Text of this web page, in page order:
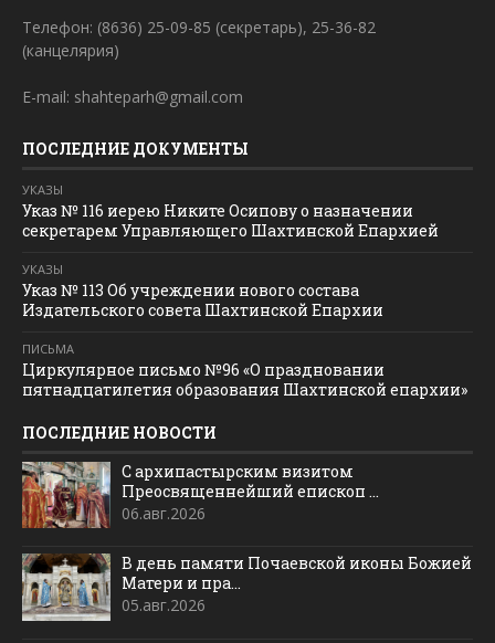
Телефон: (8636) 25-09-85 (секретарь), 25-36-82
(канцелярия)
E-mail: shahteparh@gmail.com
ПОСЛЕДНИЕ ДОКУМЕНТЫ
УКАЗЫ
Указ № 116 иерею Никите Осипову о назначении
секретарем Управляющего Шахтинской Епархией
УКАЗЫ
Указ № 113 Об учреждении нового состава
Издательского совета Шахтинской Епархии
ПИСЬМА
Циркулярное письмо №96 «О праздновании
пятнадцатилетия образования Шахтинской епархии»
ПОСЛЕДНИЕ НОВОСТИ
С архипастырским визитом
Преосвященнейший епископ ...
06.авг.2026
В день памяти Почаевской иконы Божией
Матери и пра...
05.авг.2026